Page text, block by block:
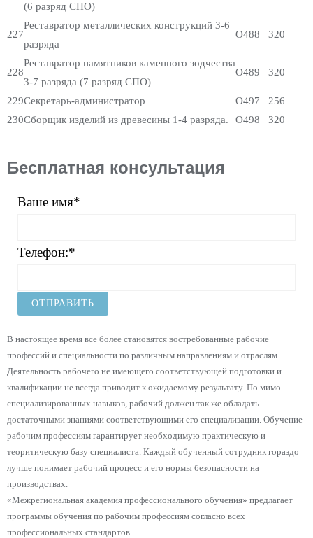
(6 разряд СПО)
227
Реставратор металлических конструкций 3-6
разряда
О488 320
228
Реставратор памятников каменного зодчества
3-7 разряда (7 разряд СПО)
О489 320
229Секретарь-администратор О497
256
230Сборщик изделий из древесины 1-4 разряда. О498 320
Бесплатная консультация
Ваше имя*
Телефон:*
В настоящее время все более становятся востребованные рабочие
профессий и специальности по различным направлениям и отраслям.
Деятельность рабочего не имеющего соответствующей подготовки и
квалификации не всегда приводит к ожидаемому результату. По мимо
специализированных навыков, рабочий должен так же обладать
достаточными знаниями соответствующими его специализации. Обучение
рабочим профессиям гарантирует необходимую практическую и
теоритическую базу специалиста. Каждый обученный сотрудник гораздо
лучше понимает рабочий процесс и его нормы безопасности на
производствах.
«Межрегиональная академия профессионального обучения» предлагает
программы обучения по рабочим профессиям согласно всех
профессиональных стандартов.